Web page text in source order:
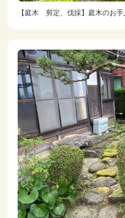
【庭木 剪定、伐採】庭木のお